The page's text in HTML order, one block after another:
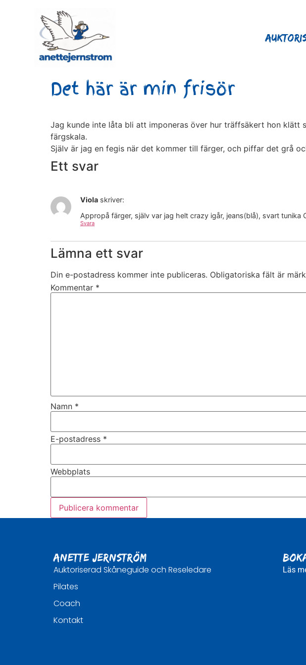
Det här är min frisör
Jag kunde inte låta bli att imponeras över hur träffsäkert hon klätt
färgskala.
Själv är jag en fegis när det kommer till färger, och piffar det grå
Ett svar
Viola skriver:
Appropå färger, själv var jag helt crazy igår, jeans(blå), svart tunika
Svara
Lämna ett svar
Din e-postadress kommer inte publiceras. Obligatoriska fält är
Kommentar *
Namn *
E-postadress *
Webbplats
Anette Jernström
Auktoriserad Skåneguide och Reseledare
Pilates
Coach
Kontakt
Läs